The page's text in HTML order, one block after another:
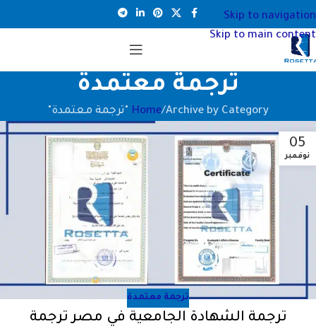
Skip to navigation
Skip to main content
ترجمة معتمدة
Home Archive by Category "ترجمة معتمدة"
05
نوفمبر
ترجمة معتمدة
ترجمة الشهادة الجامعية في مصر ترجمة